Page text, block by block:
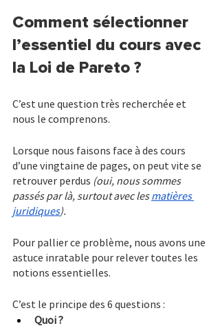
Comment sélectionner
l’essentiel du cours avec
la Loi de Pareto ?
C’est une question très recherchée et
nous le comprenons.
Lorsque nous faisons face à des cours
d’une vingtaine de pages, on peut vite se
retrouver perdus (oui, nous sommes
passés par là, surtout avec les matières
juridiques).
Pour pallier ce problème, nous avons une
astuce inratable pour relever toutes les
notions essentielles.
C’est le principe des 6 questions :
Quoi ?